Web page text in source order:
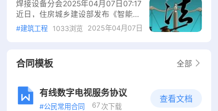
例如，合同中若约定“由店铺所在地
法院管辖”，则应以该约定为准。
二、法定管辖规则若未约定管辖法院
焊接设备分会2025年04月07日07:17
近日，住房城乡建设部发布《智能建
造技术导则（试行）》（以下简称
确将智能塔机、智能施工升降机、建
筑机器人规模化应用作为推动行业智
用于新建房屋建筑工程的勘察、设
计、生产、施工、运维等阶段，既有
#建筑工程 1033浏览 2025年04月07日
合同模板 全部
有线数字电视服务协议
#公民常用合同 67 次下载
查看文档